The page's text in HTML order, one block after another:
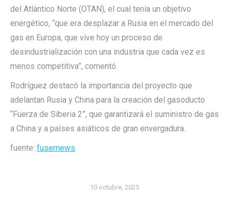
del Atlántico Norte (OTAN), el cual tenía un objetivo
energético, “que era desplazar a Rusia en el mercado del
gas en Europa, que vive hoy un proceso de
desindustrialización con una industria que cada vez es
menos competitiva”, comentó.
Rodríguez destacó la importancia del proyecto que
adelantan Rusia y China para la creación del gasoducto
“Fuerza de Siberia 2”, que garantizará el suministro de gas
a China y a países asiáticos de gran envergadura.
fuente: fusernews
10 octubre, 2025